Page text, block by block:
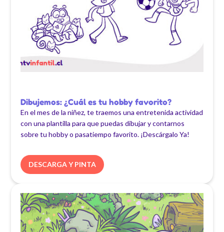
Dibujemos: ¿Cuál es tu hobby favorito?
En el mes de la niñez, te traemos una entretenida actividad
con una plantilla para que puedas dibujar y contarnos
sobre tu hobby o pasatiempo favorito. ¡Descárgalo Ya!
DESCARGA Y PINTA